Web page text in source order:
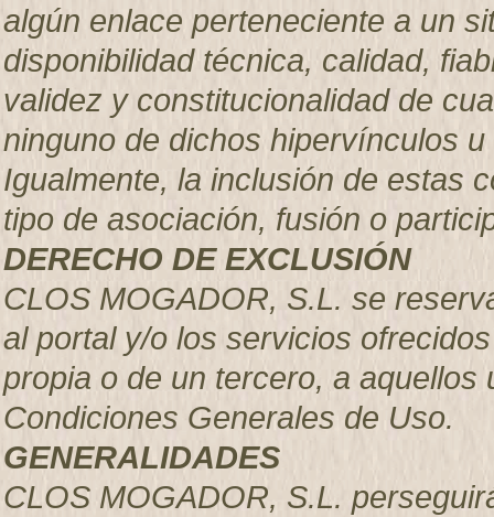
algún enlace perteneciente a un
disponibilidad técnica, calidad,
validez y constitucionalidad de
ninguno de dichos hipervínculos
Igualmente, la inclusión de estas
tipo de asociación, fusión o
DERECHO DE EXCLUSIÓN
CLOS MOGADOR, S.L. se
al portal y/o los servicios
propia o de un tercero, a
Condiciones Generales de Uso.
GENERALIDADES
CLOS MOGADOR, S.L.